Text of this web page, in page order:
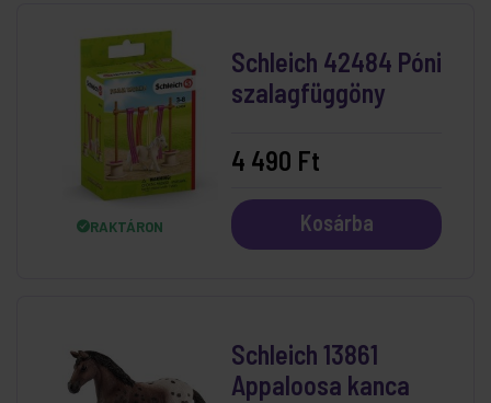
RAKTÁRON
Schleich 42484 Póni
szalagfüggöny
4 490 Ft
Kosárba
Schleich 13861
Appaloosa kanca